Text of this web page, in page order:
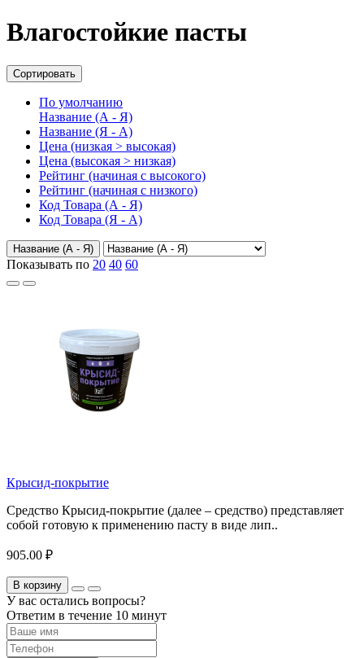
Влагостойкие пасты
Сортировать
По умолчанию
Название (А - Я)
Название (Я - А)
Цена (низкая > высокая)
Цена (высокая > низкая)
Рейтинг (начиная с высокого)
Рейтинг (начиная с низкого)
Код Товара (А - Я)
Код Товара (Я - А)
Название (А - Я)
Показывать по 20 40 60
Крысид-покрытие
Средство Крысид-покрытие (далее – средство) представляет
собой готовую к применению пасту в виде лип..
905.00 ₽
В корзину
У вас остались вопросы?
Ответим в течение 10 минут